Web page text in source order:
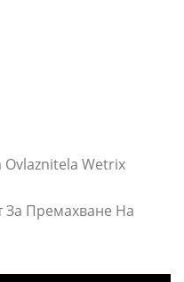
Ovlaznitela Wetrix
За Премахване На